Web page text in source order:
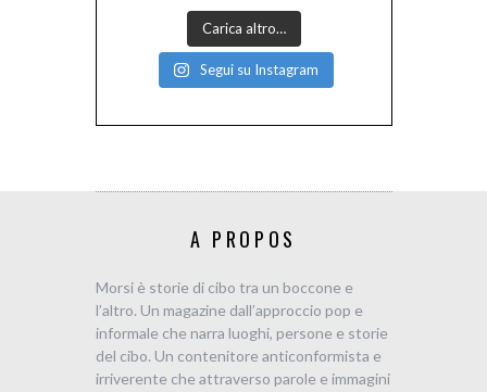
Carica altro…
Segui su Instagram
A PROPOS
Morsi è storie di cibo tra un boccone e
l’altro. Un magazine dall’approccio pop e
informale che narra luoghi, persone e storie
del cibo. Un contenitore anticonformista e
irriverente che attraverso parole e immagini